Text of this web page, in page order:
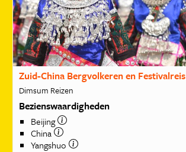
Zuid-China Bergvolkeren en Festivalreis
Dimsum Reizen
Bezienswaardigheden
Beijing
China
Yangshuo